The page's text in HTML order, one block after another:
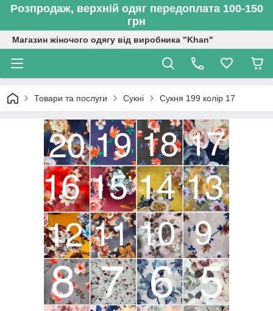
Розпродаж, верхній одяг передоплата 100-150
грн
Магазин жіночого одягу від виробника "Khan"
Товари та послуги Сукні Сукня 199 колір 17